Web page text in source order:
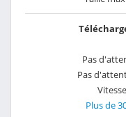
Pas
Pas
Plus de